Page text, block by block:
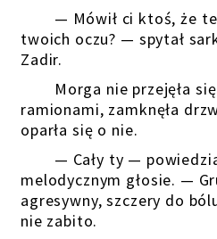
— Mówił ci ktoś, że
twoich oczu? — spytał
Zadir.
Morga nie przejęła
ramionami, zamknęła
oparła się o nie.
— Cały ty —
melodycznym głosie. —
agresywny, szczery do
nie zabito.